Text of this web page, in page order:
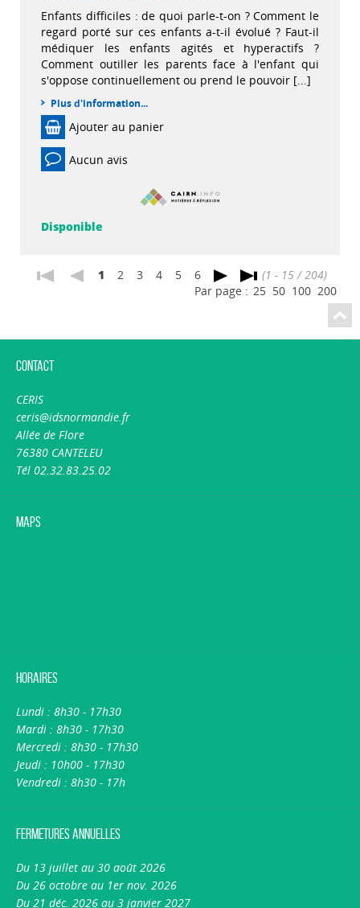
Enfants difficiles : de quoi parle-t-on ? Comment le
regard porté sur ces enfants a-t-il évolué ? Faut-il
médiquer les enfants agités et hyperactifs ?
Comment outiller les parents face à l'enfant qui
s'oppose continuellement ou prend le pouvoir [...]
Plus d'information...
Ajouter au panier
Aucun avis
Disponible
1 2 3 4 5 6
(1 - 15 / 204)
Par page : 25 50 100 200
Contact
CERIS
ceris@idsnormandie.fr
Allée de Flore
76380 CANTELEU
Tél 02.32.83.25.02
Maps
Horaires
Lundi : 8h30 - 17h30
Mardi : 8h30 - 17h30
Mercredi : 8h30 - 17h30
Jeudi : 10h00 - 17h30
Vendredi : 8h30 - 17h
Fermetures annuelles
Du 13 juillet au 30 août 2026
Du 26 octobre au 1er nov. 2026
Du 21 déc. 2026 au 3 janvier 2027